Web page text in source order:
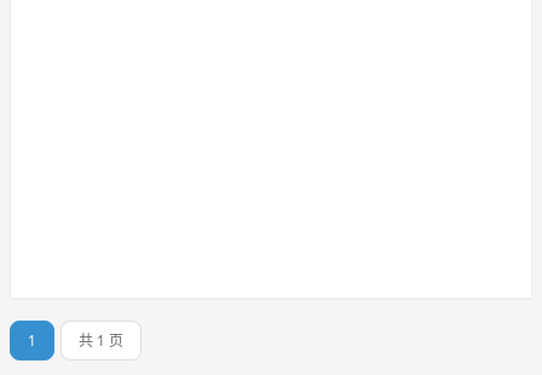
1 共 1 页